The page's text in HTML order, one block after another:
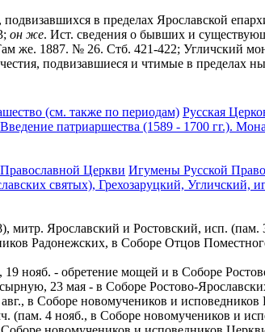
в пределах Ярославской
он же. Ист. сведения о бывших и
же. 1887. № 26. Стб. 421-422; Угличский
подвизавшиеся и чтимые в
(см. также по периодам) Русская
патриаршества (1589 - 1700 гг.).
Церкви Игумены Русской
святых), Грехозаруцкий, Угличский,
митр. Ярославский и Ростовский, исп.
Радонежских, в Соборе Отцов
нояб. - обретение мощей и в Соборе
23 мая - в Соборе Ростово-
в Соборе новомучеников и
(пам. 4 нояб., в Соборе новомучеников и